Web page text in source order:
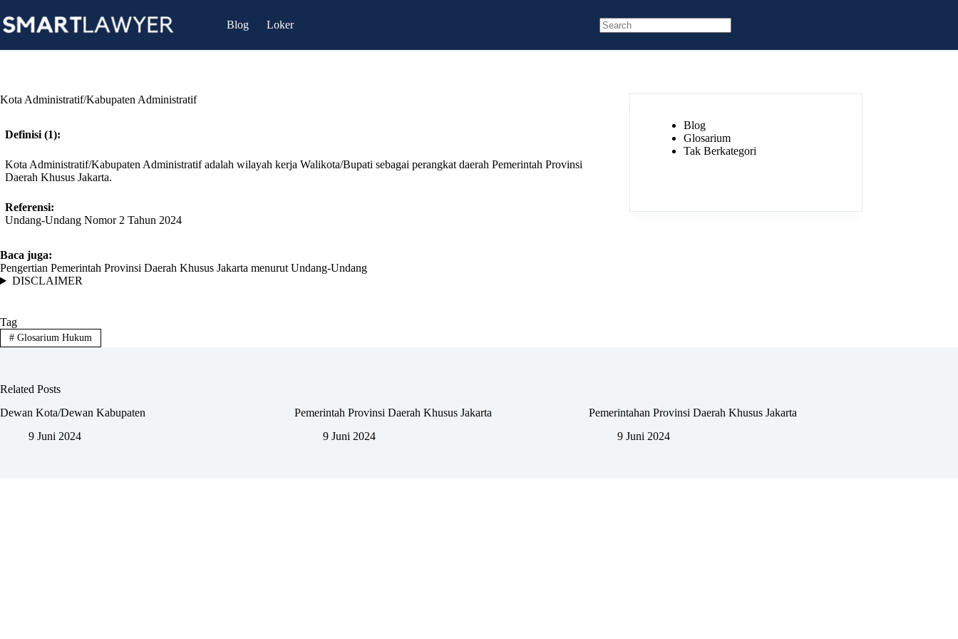
to
content
Blog
Loker
results
Kota Administratif/Kabupaten Administratif
Definisi (1):
Kota Administratif/Kabupaten Administratif adalah wilayah kerja Walikota/Bupati sebagai perangkat daerah Pemerintah Provinsi
Daerah Khusus Jakarta.
Referensi:
Undang-Undang Nomor 2 Tahun 2024
Baca juga:
Pengertian Pemerintah Provinsi Daerah Khusus Jakarta menurut Undang-Undang
DISCLAIMER
Tag
#Glosarium Hukum
Blog
Glosarium
Tak Berkategori
Related Posts
Dewan Kota/Dewan Kabupaten
9 Juni 2024
Pemerintah Provinsi Daerah Khusus Jakarta
9 Juni 2024
Pemerintahan Provinsi Daerah Khusus Jakarta
9 Juni 2024